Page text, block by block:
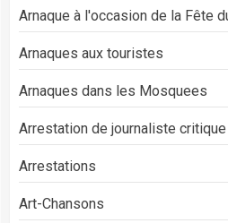
Arnaque à l'occasion de la Fête
Arnaques aux touristes
Arnaques dans les Mosquees
Arrestation de journaliste critique
Arrestations
Art-Chansons